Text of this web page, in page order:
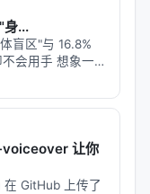
算限制、基准与
致跨语言泛化
安全风险。未来
分配、与知识图
推荐系统的因果
身...
盲区"与 16.8%
会用手 想象一位
能看清每一根血
组织的层次。但她
让你
GitHub 上传了